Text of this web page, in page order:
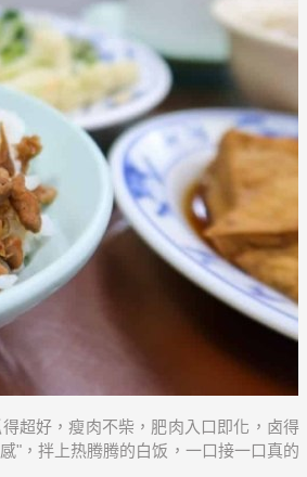
超好，瘦肉不柴，肥肉入口即化，卤得
"，拌上热腾腾的白饭，一口接一口真的